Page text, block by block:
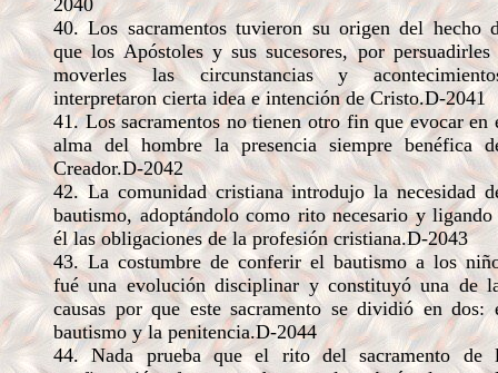
2040
40. Los sacramentos tuvieron su origen del hecho
que los Apóstoles y sus sucesores, por persuadirles
moverles las circunstancias y
interpretaron cierta idea e intención de Cristo.D-2041
41. Los sacramentos no tienen otro fin que evocar en
alma del hombre la presencia siempre benéfica
Creador.D-2042
42. La comunidad cristiana introdujo la necesidad
bautismo, adoptándolo como rito necesario y ligando
él las obligaciones de la profesión cristiana.D-2043
43. La costumbre de conferir el bautismo a los
fué una evolución disciplinar y constituyó una de
causas por que este sacramento se dividió en dos:
bautismo y la penitencia.D-2044
44. Nada prueba que el rito del sacramento de